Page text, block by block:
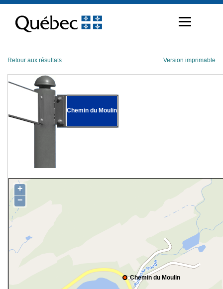
contenu
Retour aux résultats Version imprimable
Chemin du Moulin
Chemin du Moulin
+
−